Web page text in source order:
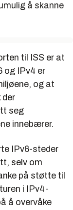
å skanne
til ISS er at
og IPv4 er
og at
der
seg
innebærer.
IPv6-steder
selv om
på støtte til
i IPv4-
å overvåke